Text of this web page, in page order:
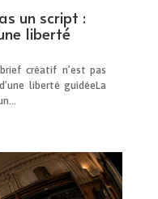
un script :
liberté
créatif n’est pas
liberté guidéeLa